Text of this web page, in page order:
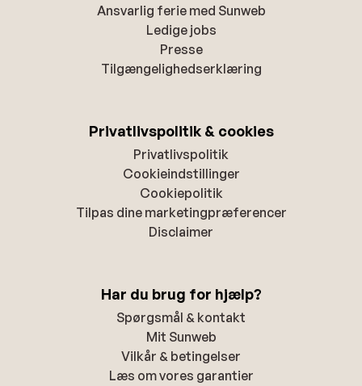
Ansvarlig ferie med Sunweb
Ledige jobs
Presse
Tilgængelighedserklæring
Privatlivspolitik & cookies
Privatlivspolitik
Cookieindstillinger
Cookiepolitik
Tilpas dine marketingpræferencer
Disclaimer
Har du brug for hjælp?
Spørgsmål & kontakt
Mit Sunweb
Vilkår & betingelser
Læs om vores garantier